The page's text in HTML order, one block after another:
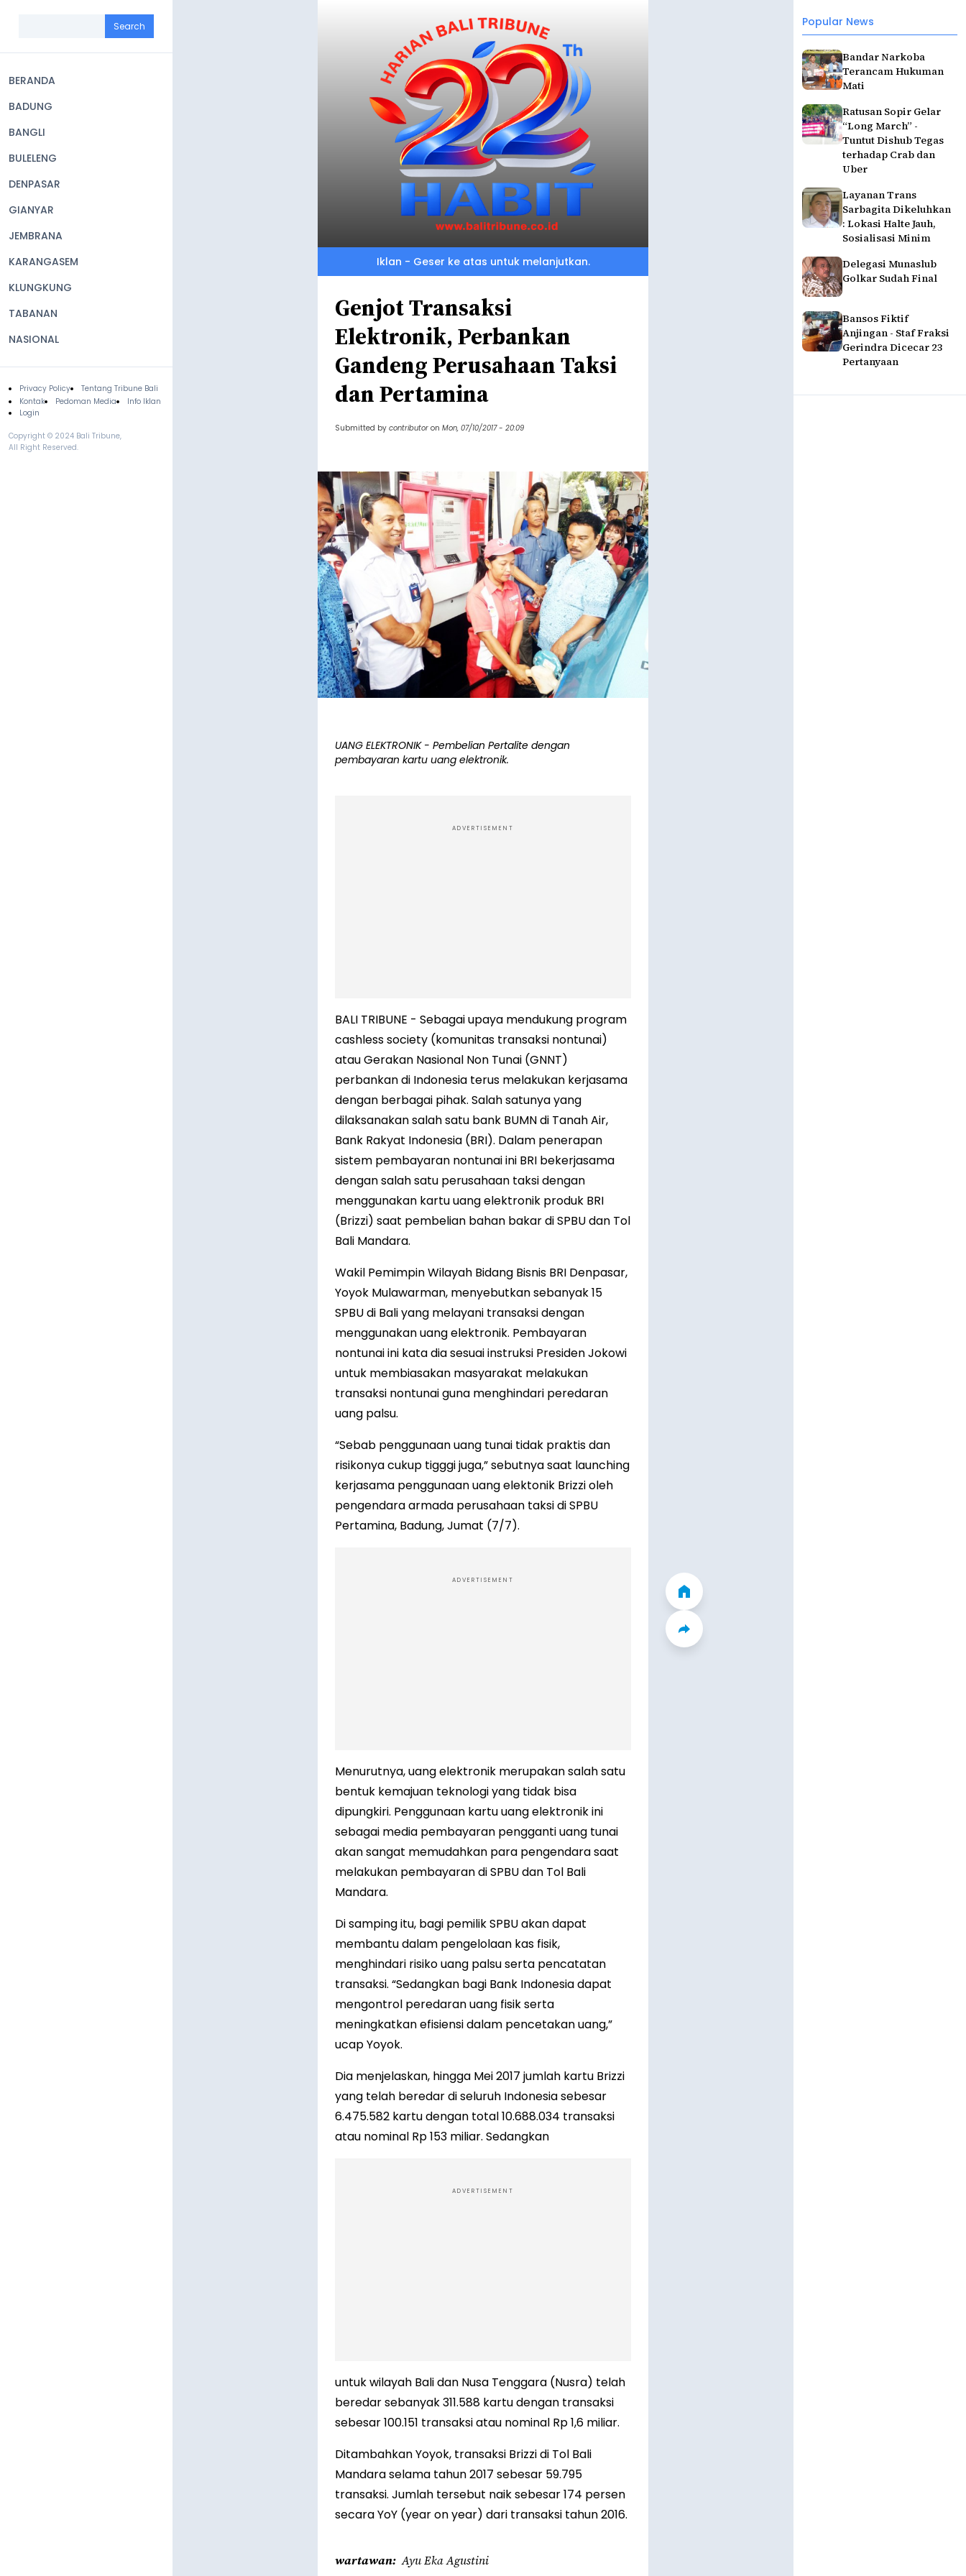
navigation
BERANDA
BADUNG
BANGLI
BULELENG
DENPASAR
GIANYAR
JEMBRANA
KARANGASEM
KLUNGKUNG
TABANAN
NASIONAL
Footer
Privacy Policy
Tentang Tribune Bali
Kontak
Pedoman Media
Info Iklan
Login
Copyright © 2024 Bali Tribune,
All Right Reserved.
Popular News
Bandar Narkoba
Terancam Hukuman
Mati
Ratusan Sopir Gelar
“Long March” -
Tuntut Dishub Tegas
terhadap Crab dan
Uber
Layanan Trans
Sarbagita Dikeluhkan
: Lokasi Halte Jauh,
Sosialisasi Minim
Delegasi Munaslub
Golkar Sudah Final
Bansos Fiktif
Anjingan - Staf Fraksi
Gerindra Dicecar 23
Pertanyaan
Iklan - Geser ke atas untuk melanjutkan.
Genjot Transaksi
Elektronik, Perbankan
Gandeng Perusahaan Taksi
dan Pertamina
Submitted by contributor on Mon, 07/10/2017 - 20:09
UANG ELEKTRONIK - Pembelian Pertalite dengan
pembayaran kartu uang elektronik.
ADVERTISEMENT
BALI TRIBUNE - Sebagai upaya mendukung program
cashless society (komunitas transaksi nontunai)
atau Gerakan Nasional Non Tunai (GNNT)
perbankan di Indonesia terus melakukan kerjasama
dengan berbagai pihak. Salah satunya yang
dilaksanakan salah satu bank BUMN di Tanah Air,
Bank Rakyat Indonesia (BRI). Dalam penerapan
sistem pembayaran nontunai ini BRI bekerjasama
dengan salah satu perusahaan taksi dengan
menggunakan kartu uang elektronik produk BRI
(Brizzi) saat pembelian bahan bakar di SPBU dan Tol
Bali Mandara.
Wakil Pemimpin Wilayah Bidang Bisnis BRI Denpasar,
Yoyok Mulawarman, menyebutkan sebanyak 15
SPBU di Bali yang melayani transaksi dengan
menggunakan uang elektronik. Pembayaran
nontunai ini kata dia sesuai instruksi Presiden Jokowi
untuk membiasakan masyarakat melakukan
transaksi nontunai guna menghindari peredaran
uang palsu.
“Sebab penggunaan uang tunai tidak praktis dan
risikonya cukup tigggi juga,” sebutnya saat launching
kerjasama penggunaan uang elektonik Brizzi oleh
pengendara armada perusahaan taksi di SPBU
Pertamina, Badung, Jumat (7/7).
ADVERTISEMENT
Menurutnya, uang elektronik merupakan salah satu
bentuk kemajuan teknologi yang tidak bisa
dipungkiri. Penggunaan kartu uang elektronik ini
sebagai media pembayaran pengganti uang tunai
akan sangat memudahkan para pengendara saat
melakukan pembayaran di SPBU dan Tol Bali
Mandara.
Di samping itu, bagi pemilik SPBU akan dapat
membantu dalam pengelolaan kas fisik,
menghindari risiko uang palsu serta pencatatan
transaksi. “Sedangkan bagi Bank Indonesia dapat
mengontrol peredaran uang fisik serta
meningkatkan efisiensi dalam pencetakan uang,”
ucap Yoyok.
Dia menjelaskan, hingga Mei 2017 jumlah kartu Brizzi
yang telah beredar di seluruh Indonesia sebesar
6.475.582 kartu dengan total 10.688.034 transaksi
atau nominal Rp 153 miliar. Sedangkan
ADVERTISEMENT
untuk wilayah Bali dan Nusa Tenggara (Nusra) telah
beredar sebanyak 311.588 kartu dengan transaksi
sebesar 100.151 transaksi atau nominal Rp 1,6 miliar.
Ditambahkan Yoyok, transaksi Brizzi di Tol Bali
Mandara selama tahun 2017 sebesar 59.795
transaksi. Jumlah tersebut naik sebesar 174 persen
secara YoY (year on year) dari transaksi tahun 2016.
wartawan Ayu Eka Agustini